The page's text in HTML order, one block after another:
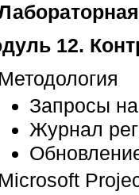
12.
Методология
Запросы
Журнал
Microsoft